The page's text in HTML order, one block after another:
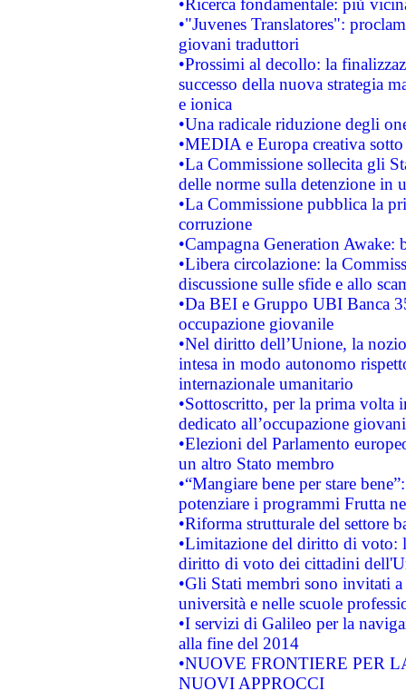
•Ricerca fondamentale: più
•"Juvenes Translatores":
giovani traduttori
•Prossimi al decollo: la
successo della nuova strategia
e ionica
•Una radicale riduzione degli
•MEDIA e Europa creativa
•La Commissione sollecita gli
delle norme sulla detenzione in
•La Commissione pubblica la
corruzione
•Campagna Generation
•Libera circolazione: la
discussione sulle sfide e allo
•Da BEI e Gruppo UBI Banca
occupazione giovanile
•Nel diritto dell’Unione, la
intesa in modo autonomo
internazionale umanitario
•Sottoscritto, per la prima volta
dedicato all’occupazione
•Elezioni del Parlamento
un altro Stato membro
•“Mangiare bene per stare
potenziare i programmi Frutta
•Riforma strutturale del settore
•Limitazione del diritto di voto:
diritto di voto dei cittadini
•Gli Stati membri sono invitati
università e nelle scuole
•I servizi di Galileo per la
alla fine del 2014
•NUOVE FRONTIERE PER
NUOVI APPROCCI